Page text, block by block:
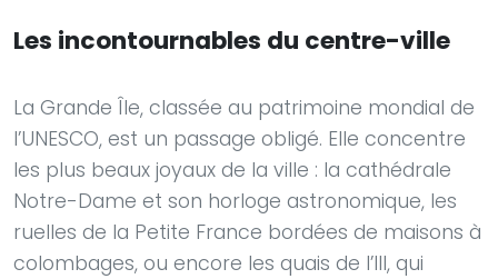
Les incontournables du centre-ville
La Grande Île, classée au patrimoine mondial de
l’UNESCO, est un passage obligé. Elle concentre
les plus beaux joyaux de la ville : la cathédrale
Notre-Dame et son horloge astronomique, les
ruelles de la Petite France bordées de maisons à
colombages, ou encore les quais de l’Ill, qui